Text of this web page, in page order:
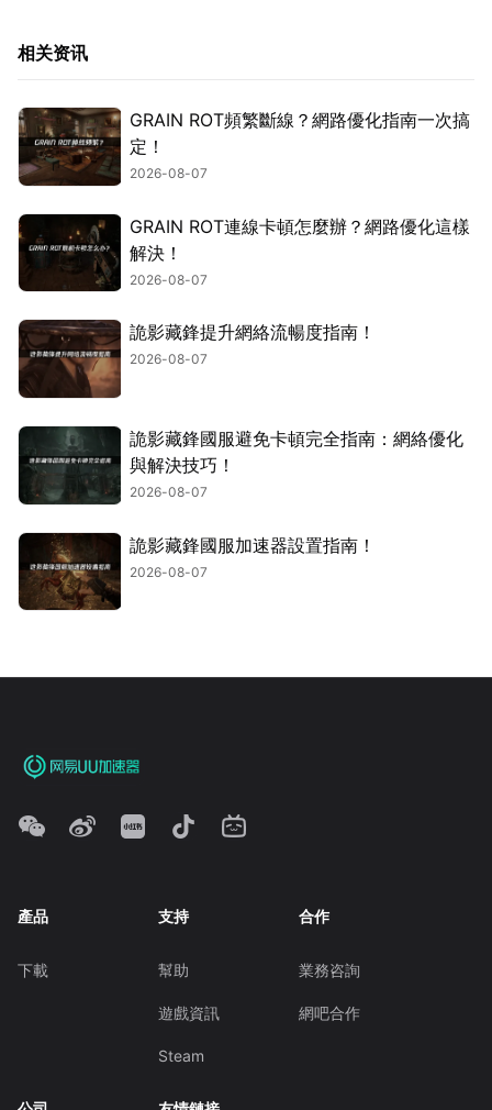
相关资讯
GRAIN ROT頻繁斷線？網路優化指南一次搞
定！
2026-08-07
GRAIN ROT連線卡頓怎麼辦？網路優化這樣
解決！
2026-08-07
詭影藏鋒提升網絡流暢度指南！
2026-08-07
詭影藏鋒國服避免卡頓完全指南：網絡優化
與解決技巧！
2026-08-07
詭影藏鋒國服加速器設置指南！
2026-08-07
產品
下載
支持
幫助
遊戲資訊
Steam
合作
業務咨詢
網吧合作